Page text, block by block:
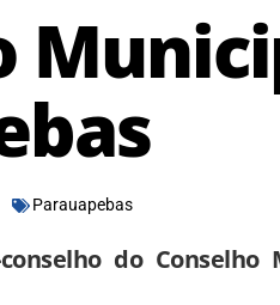
Parauapebas
do